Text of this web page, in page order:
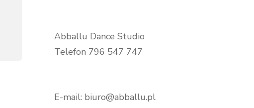
Abballu Dance Studio
Telefon 796 547 747
E-mail: biuro@abballu.pl